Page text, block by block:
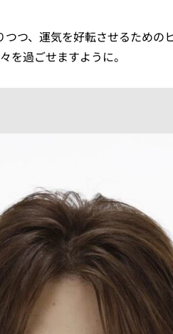
つ、運気を好転させるための
を過ごせますように。